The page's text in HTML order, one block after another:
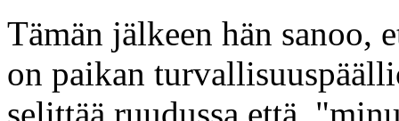
Tämän jälkeen hän sanoo,
on paikan